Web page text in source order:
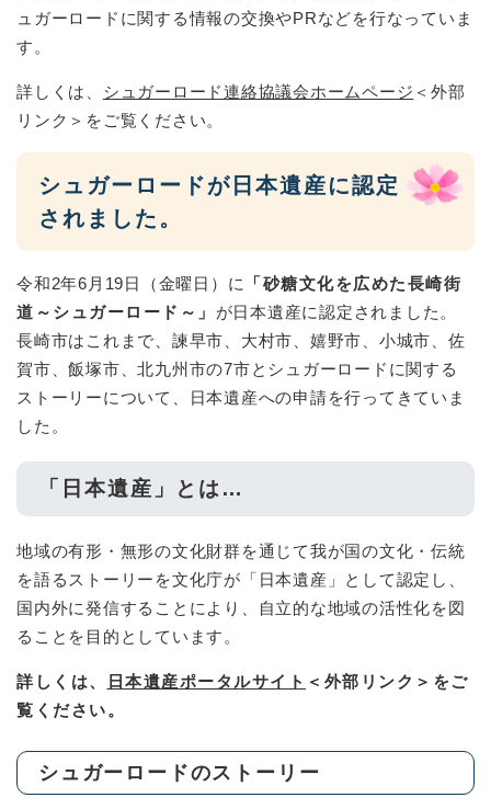
ュガーロードに関する情報の交換やPRなどを行なっていま
す。
詳しくは、 シュガーロード連絡協議会ホームページ ＜外部
リンク＞ をご覧ください。
シュガーロードが日本遺産に認定
されました。
令和2年6月19日（金曜日）に
「砂糖文化を広めた長崎街
道～シュガーロード～」 が日本遺産に認定されました。
長崎市はこれまで、諫早市、大村市、嬉野市、小城市、佐
賀市、飯塚市、北九州市の7市とシュガーロードに関する
ストーリーについて、日本遺産への申請を行ってきていま
した。
「日本遺産」とは…
地域の有形・無形の文化財群を通じて我が国の文化・伝統
を語るストーリーを文化庁が「日本遺産」として認定し、
国内外に発信することにより、自立的な地域の活性化を図
ることを目的としています。
詳しくは、 日本遺産ポータルサイト ＜外部リンク＞ をご
覧ください。
シュガーロードのストーリー